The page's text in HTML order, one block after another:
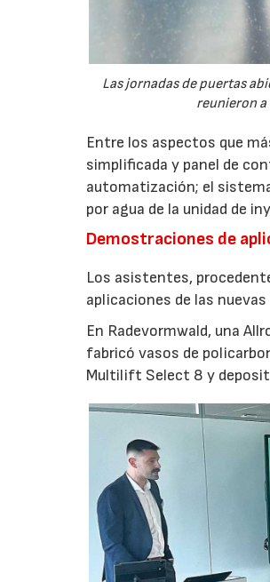
Las jornadas de puertas
reunieron a
Entre los aspectos que
simplificada y panel de
automatización; el
por agua de la unidad de
Demostraciones de
Los asistentes,
aplicaciones de las
En Radevormwald, una
fabricó vasos de
Multilift Select 8 y